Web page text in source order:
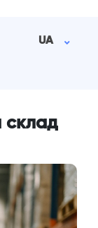
UA
склад